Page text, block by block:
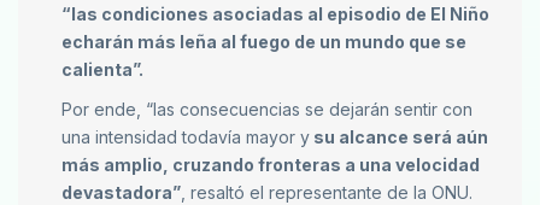
“las condiciones asociadas al episodio de El Niño
echarán más leña al fuego de un mundo que se
calienta”.
Por ende, “las consecuencias se dejarán sentir con
una intensidad todavía mayor y su alcance será aún
más amplio, cruzando fronteras a una velocidad
devastadora” , resaltó el representante de la ONU.